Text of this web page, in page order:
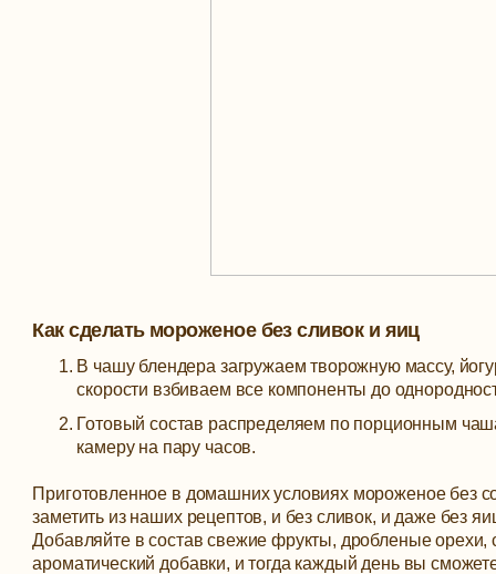
Как сделать мороженое без сливок и яиц
В чашу блендера загружаем творожную массу,
скорости взбиваем все компоненты до
Готовый состав распределяем по порционным
камеру на пару часов.
Приготовленное в домашних условиях мороженое без
заметить из наших рецептов, и без сливок, и даже без
Добавляйте в состав свежие фрукты, дробленые
ароматический добавки, и тогда каждый день вы